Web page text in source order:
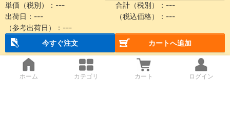
単価（税別）： --- 合計（税別）： ---
出荷日： --- （税込価格）： ---
（参考出荷日）： ---
今すぐ注文
カートへ追加
ホーム カテゴリ カート ログイン